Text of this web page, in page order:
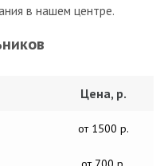
в нашем центре.
Цена, р.
от 1500 р.